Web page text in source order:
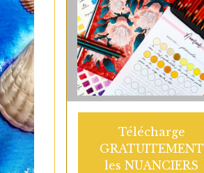
Télécharge
GRATUITEMENT
les NUANCIERS